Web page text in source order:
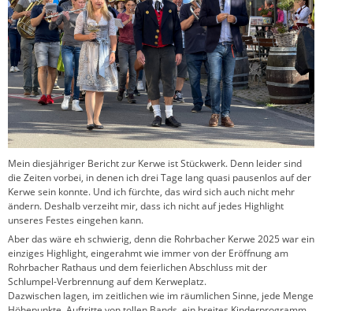
Mein diesjähriger Bericht zur Kerwe ist Stückwerk. Denn leider sind
die Zeiten vorbei, in denen ich drei Tage lang quasi pausenlos auf der
Kerwe sein konnte. Und ich fürchte, das wird sich auch nicht mehr
ändern. Deshalb verzeiht mir, dass ich nicht auf jedes Highlight
unseres Festes eingehen kann.
Aber das wäre eh schwierig, denn die Rohrbacher Kerwe 2025 war ein
einziges Highlight, eingerahmt wie immer von der Eröffnung am
Rohrbacher Rathaus und dem feierlichen Abschluss mit der
Schlumpel-Verbrennung auf dem Kerweplatz.
Dazwischen lagen, im zeitlichen wie im räumlichen Sinne, jede Menge